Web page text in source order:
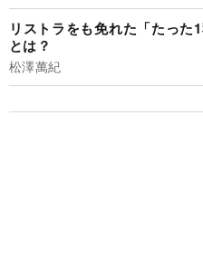
リストラをも免れた「たった
とは？
松澤萬紀